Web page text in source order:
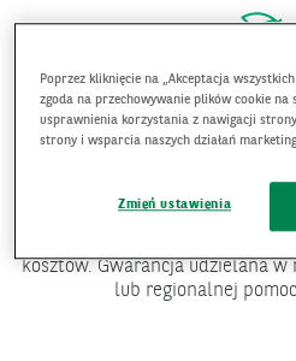
Darmowe
Gwarancja udzielana jest do
wekslem własnym wraz z
ani innych kosztów
kosztów. Gwarancja udzielana
lub regionalnej
Poprzez kliknięcie na „Akceptacja
zgoda na przechowywanie plików cookie na
usprawnienia korzystania z nawigacji
strony i wsparcia naszych działań
Zmień ustawienia